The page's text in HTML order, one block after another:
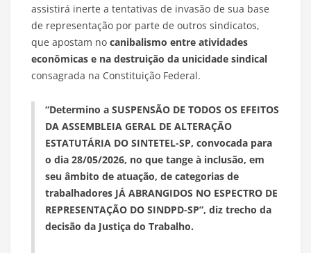
assistirá inerte a tentativas de invasão de sua base
de representação por parte de outros sindicatos,
que apostam no canibalismo entre atividades
econômicas e na destruição da unicidade sindical
consagrada na Constituição Federal.
“Determino a SUSPENSÃO DE TODOS OS EFEITOS
DA ASSEMBLEIA GERAL DE ALTERAÇÃO
ESTATUTÁRIA DO SINTETEL-SP, convocada para
o dia 28/05/2026, no que tange à inclusão, em
seu âmbito de atuação, de categorias de
trabalhadores JÁ ABRANGIDOS NO ESPECTRO DE
REPRESENTAÇÃO DO SINDPD-SP”, diz trecho da
decisão da Justiça do Trabalho.